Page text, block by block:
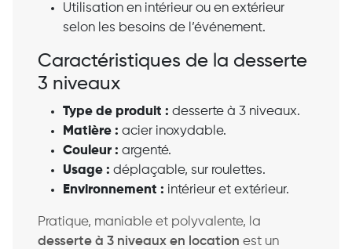
Utilisation en intérieur ou en extérieur
selon les besoins de l’événement.
Caractéristiques de la desserte
3 niveaux
Type de produit : desserte à 3 niveaux.
Matière : acier inoxydable.
Couleur : argenté.
Usage : déplaçable, sur roulettes.
Environnement : intérieur et extérieur.
Pratique, maniable et polyvalente, la
desserte à 3 niveaux en location est un